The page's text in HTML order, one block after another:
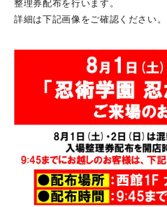
整理券配布を行います。
詳細は下記画像をご確認ください。